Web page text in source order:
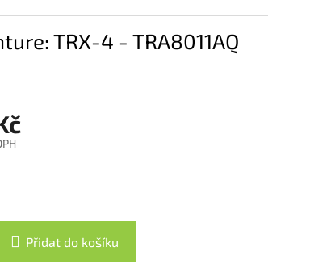
TRX-4 - TRA8011AQ
Přidat do košíku